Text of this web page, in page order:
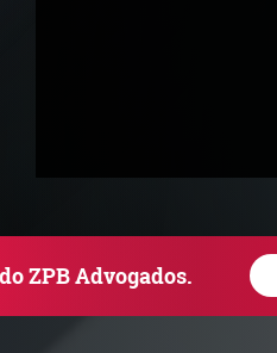
ZPB Advogados.